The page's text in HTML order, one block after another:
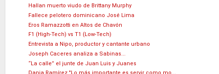
Hallan muerto viudo de Brittany Murphy
Fallece pelotero dominicano José Lima
Eros Ramazzotti en Altos de Chavón
F1 (High-Tech) vs T1 (Low-Tech)
Entrevista a Nipo, productor y cantante urbano
Joseph Caceres analiza a Sabinas...
“La calle” el junte de Juan Luis y Juanes